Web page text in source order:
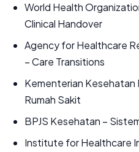
World Health
Clinical Handover
Agency for Healthcare
– Care Transitions
Kementerian Kesehatan
Rumah Sakit
BPJS Kesehatan –
Institute for Healthcare